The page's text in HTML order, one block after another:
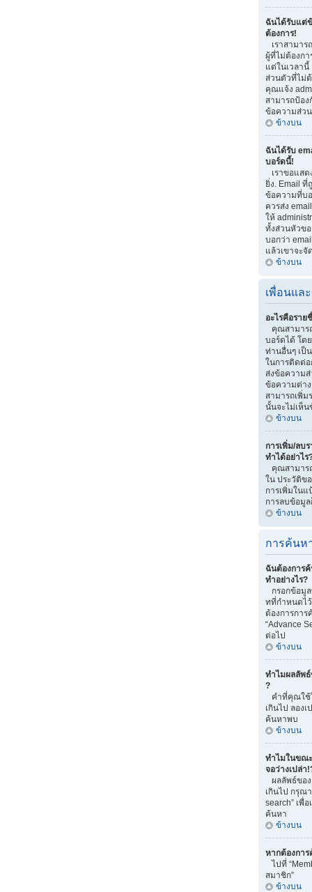
ฉันได้รับแต่
ต้องการ!
เราสามาร
ผู้ที่ไม่ต้องก
แต่ในเวลา
ส่วนตัวที่ไม่
คุณแจ้ง
สามารถป้อ
ข้อความส่ว
ข้างบน
ฉันได้รับ
บอร์ดนี้!
เราขอแสด
ยิ่ง. Email ที่
ข้อความที่บ
ควรส่ง
ให้
ทั้งส่วนหัวข
บอกว่า
แล้วเขาจะจั
ข้างบน
เพื่อนแล
อะไรคือรา
คุณสามาร
บอร์ดได้ โด
ท่านอื่นๆ เป็
ในการติดต่อ
ส่งข้อความ
ข้อความต่า
สามารถเพิ่
นั้นจะไม่เห็
ข้างบน
การเพิ่ม/ลบ
ทำได้อย่าไร
คุณสามาร
ใน ประวัติข
การเพิ่มใน
การลบข้อมูล
ข้างบน
การค้นห
ฉันต้องการ
ทำอย่างไร?
กรอกข้อมู
ทที่กำหนดไ
ต้องการการ
“Advance
ต่อไป
ข้างบน
ทำไมผลลัพธ์
?
คำที่คุณใช้
เกินไป ลอง
ค้นหาพบ
ข้างบน
ทำไมในขณ
จอว่างเปล่า
ผลลัพธ์ขอ
เกินไป กรุณ
search” เพื่
ค้นหา
ข้างบน
หากต้องกา
ไปที่
สมาชิก”
ข้างบน